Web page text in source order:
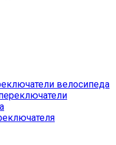
велосипеда